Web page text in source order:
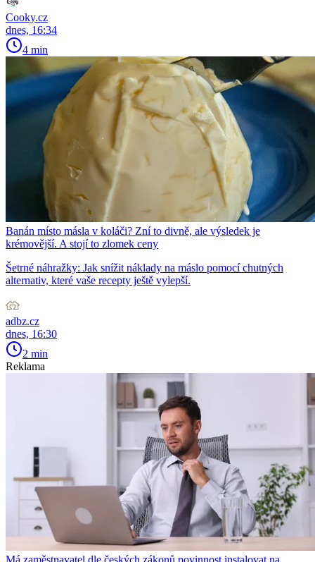
Cooky.cz
dnes, 16:34
4 min
Banán místo másla v koláči? Zní to divně, ale výsledek je
krémovější. A stojí to zlomek ceny
Šetrné náhražky: Jak snížit náklady na máslo pomocí chutných
alternativ, které vaše recepty ještě vylepší.
adbz.cz
dnes, 16:30
2 min
Reklama